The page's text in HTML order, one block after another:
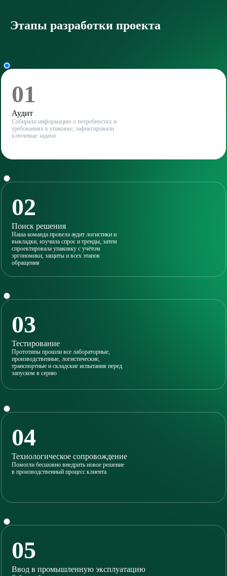
Этапы разработки проекта
01
Аудит
Собирали информацию о потребностях и
требованиях к упаковке, зафиксировали
ключевые задачи
02
Поиск решения
Наша команда провела аудит логистики и
выкладки, изучила спрос и тренды, затем
спроектировала упаковку с учётом
эргономики, защиты и всех этапов
обращения
03
Тестирование
Прототипы прошли все лабораторные,
производственные, логистические,
транспортные и складские испытания перед
запуском в серию
04
Технологическое сопровождение
Помогли бесшовно внедрить новое решение
в производственный процесс клиента
05
Ввод в промышленную эксплуатацию